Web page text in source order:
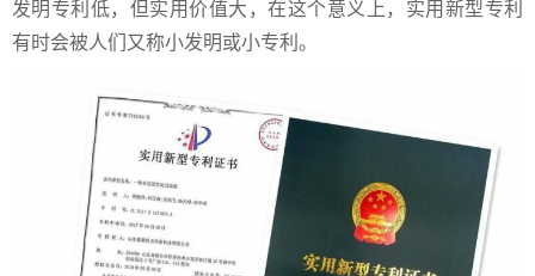
发明专利低，但实用价值大，在这个意义上，实用新型专利
有时会被人们又称小发明或小专利。